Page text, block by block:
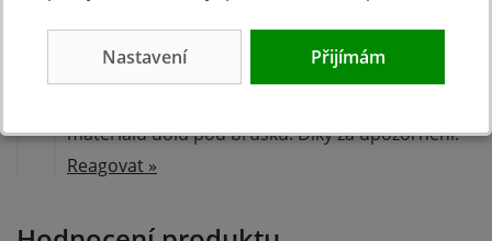
Jaromír Hála 28.2.2023 07:32
materiálu dolů pod brusku. Díky za upozornění.
Reagovat »
Nastavení Přijímám